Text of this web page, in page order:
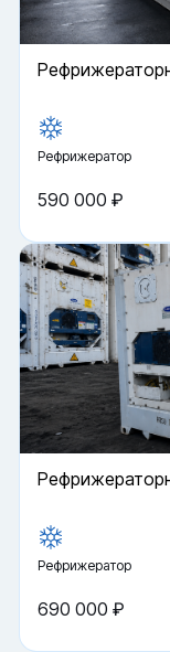
Рефрижератор
590 000 ₽
Рефрижератор
690 000 ₽